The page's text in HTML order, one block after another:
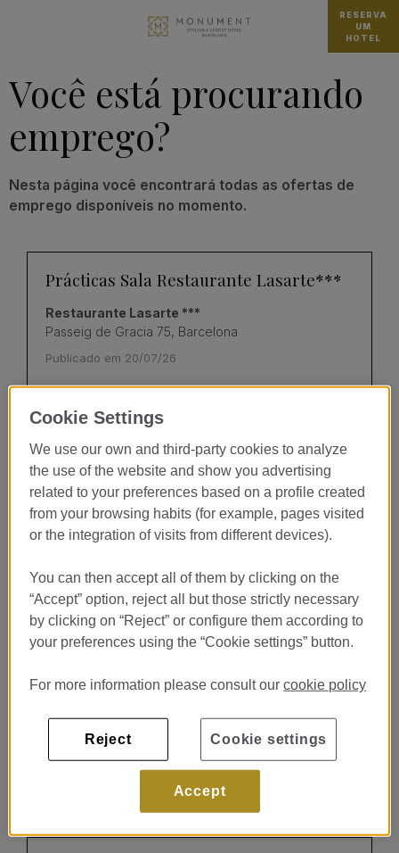
RESERVA
UM
HOTEL
Você está procurando
emprego?
Nesta página você encontrará todas as ofertas de
emprego disponíveis no momento.
Prácticas Sala Restaurante Lasarte***
Restaurante Lasarte ***
Passeig de Gracia 75, Barcelona
Publicado em 20/07/26
Prácticas Cocina - Restaurante
LASARTE***
Restaurante Lasarte***
Passeig de Gracia 75 Barcelona
VER QUARTO
Restaurante Lasarte ***
Restaurante Lasarte ***
Passeig de Gracia 75 Barcelona
Publicado em 20/07/26
Cookie Settings
We use our own and third-party cookies to analyze
the use of the website and show you advertising
related to your preferences based on a profile created
from your browsing habits (for example, pages visited
or the integration of visits from different devices).
You can then accept all of them by clicking on the
“Accept” option, reject all but those strictly necessary
by clicking on “Reject” or configure them according to
your preferences using the “Cookie settings” button.
For more information please consult ourcookie policy
Reject
Accept
Cookie settings